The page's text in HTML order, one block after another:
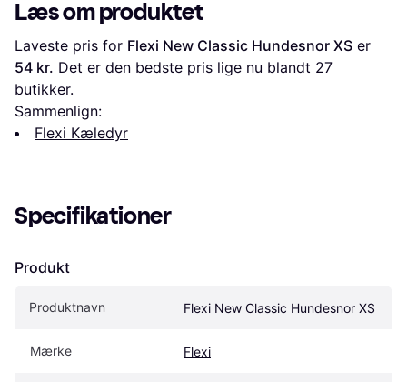
Læs om produktet
Laveste pris for Flexi New Classic Hundesnor XS
54 kr. Det er den bedste pris lige nu blandt 27
butikker.
Sammenlign:
Flexi Kæledyr
Specifikationer
Produkt
Produktnavn Flexi New Classic Hundesnor XS
Mærke Flexi